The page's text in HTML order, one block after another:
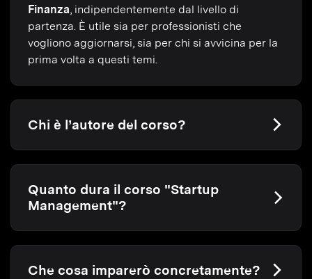
Finanza , indipendentemente dal livello di
partenza. È utile sia per professionisti che
vogliono aggiornarsi, sia per chi si avvicina per la
prima volta a questi temi.
Chi è l’autore del corso?
Quanto dura il corso "Startup
Management"?
Che cosa imparerò concretamente?